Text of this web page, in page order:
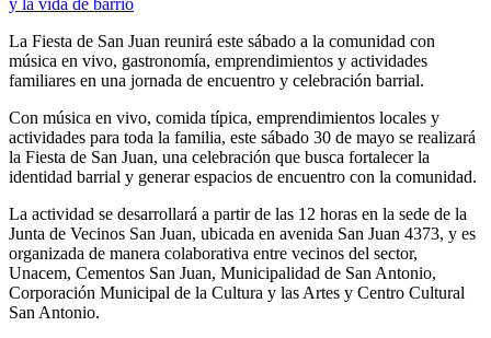
La Fiesta de San Juan reunirá este sábado a la comunidad con
música en vivo, gastronomía, emprendimientos y actividades
familiares en una jornada de encuentro y celebración barrial.
Con música en vivo, comida típica, emprendimientos locales y
actividades para toda la familia, este sábado 30 de mayo se realizará
la Fiesta de San Juan, una celebración que busca fortalecer la
identidad barrial y generar espacios de encuentro con la comunidad.
La actividad se desarrollará a partir de las 12 horas en la sede de la
Junta de Vecinos San Juan, ubicada en avenida San Juan 4373, y es
organizada de manera colaborativa entre vecinos del sector,
Unacem, Cementos San Juan, Municipalidad de San Antonio,
Corporación Municipal de la Cultura y las Artes y Centro Cultural
San Antonio.